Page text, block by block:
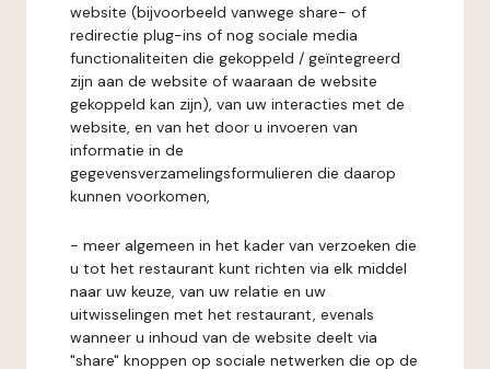
website (bijvoorbeeld vanwege share- of
redirectie plug-ins of nog sociale media
functionaliteiten die gekoppeld / geïntegreerd
zijn aan de website of waaraan de website
gekoppeld kan zijn), van uw interacties met de
website, en van het door u invoeren van
informatie in de
gegevensverzamelingsformulieren die daarop
kunnen voorkomen,
- meer algemeen in het kader van verzoeken die
u tot het restaurant kunt richten via elk middel
naar uw keuze, van uw relatie en uw
uitwisselingen met het restaurant, evenals
wanneer u inhoud van de website deelt via
"share" knoppen op sociale netwerken die op de